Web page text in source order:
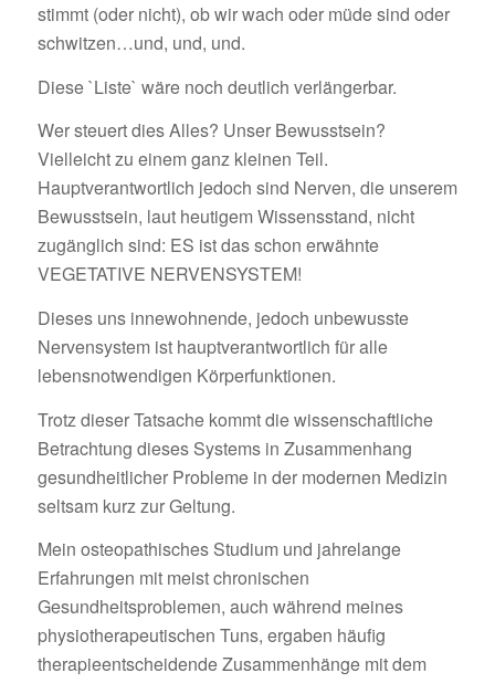
stimmt (oder nicht), ob wir wach oder müde sind oder
schwitzen…und, und, und.
Diese `Liste` wäre noch deutlich verlängerbar.
Wer steuert dies Alles? Unser Bewusstsein?
Vielleicht zu einem ganz kleinen Teil.
Hauptverantwortlich jedoch sind Nerven, die unserem
Bewusstsein, laut heutigem Wissensstand, nicht
zugänglich sind: ES ist das schon erwähnte
VEGETATIVE NERVENSYSTEM!
Dieses uns innewohnende, jedoch unbewusste
Nervensystem ist hauptverantwortlich für alle
lebensnotwendigen Körperfunktionen.
Trotz dieser Tatsache kommt die wissenschaftliche
Betrachtung dieses Systems in Zusammenhang
gesundheitlicher Probleme in der modernen Medizin
seltsam kurz zur Geltung.
Mein osteopathisches Studium und jahrelange
Erfahrungen mit meist chronischen
Gesundheitsproblemen, auch während meines
physiotherapeutischen Tuns, ergaben häufig
therapieentscheidende Zusammenhänge mit dem